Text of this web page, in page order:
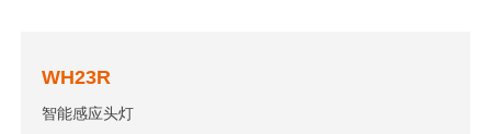
WH23R
智能感应头灯